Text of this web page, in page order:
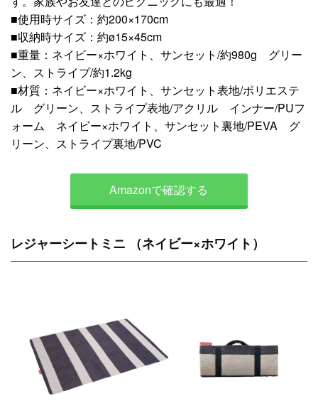
■使用時サイズ：約200×170cm
■収納時サイズ：約ø15×45cm
■重量：ネイビー×ホワイト、サンセット/約980g グリー
ン、ストライプ/約1.2kg
■材質：ネイビー×ホワイト、サンセット表地/ポリエステ
ル グリーン、ストライプ表地/アクリル インナー/PUフ
ォーム ネイビー×ホワイト、サンセット裏地/PEVA グ
リーン、ストライプ裏地/PVC
Amazonで確認する
レジャーシートミニ （ネイビー×ホワイト）